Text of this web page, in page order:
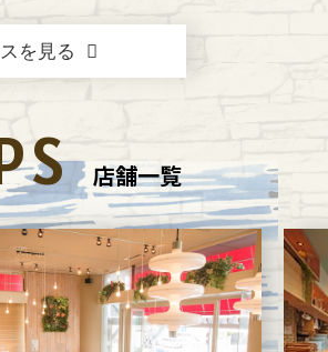
を見る
店舗一覧